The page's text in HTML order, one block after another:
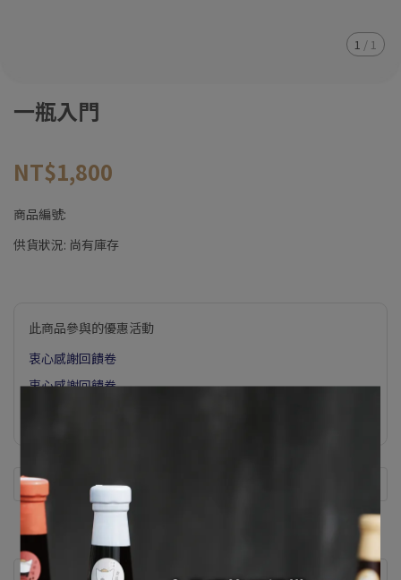
1 / 1
一瓶入門
NT$1,800
商品編號:
供貨狀況: 尚有庫存
此商品參與的優惠活動
衷心感謝回饋卷
衷心感謝回饋卷
衷心感謝回饋卷
衷心感謝回饋卷
衷心感謝回饋卷
衷心感謝回饋卷